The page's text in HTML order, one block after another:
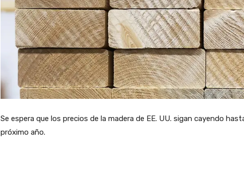
Se espera que los precios de la madera de EE. UU. sigan cayendo
próximo año.